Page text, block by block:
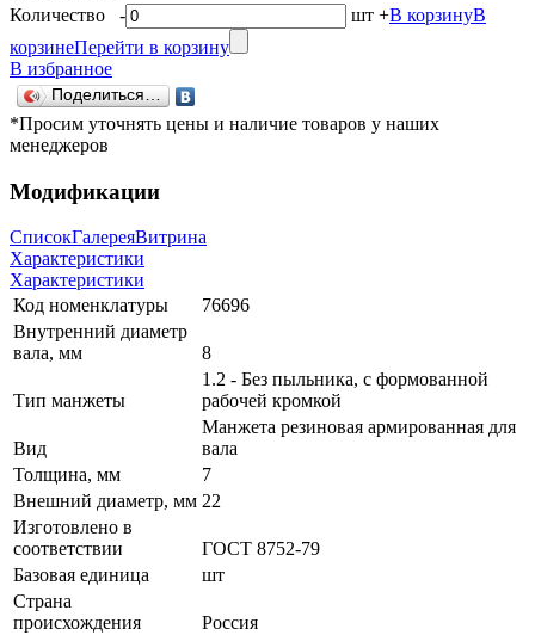
Количество - шт +В корзинуВ
корзинеПерейти в корзину
В избранное
Поделиться…
*Просим уточнять цены и наличие товаров у наших
менеджеров
Модификации
СписокГалереяВитрина
Характеристики
Характеристики
Код номенклатуры
76696
Внутренний диаметр
вала, мм
8
Тип манжеты
1.2 - Без пыльника, с формованной
рабочей кромкой
Вид
Манжета резиновая армированная для
вала
Толщина, мм
7
Внешний диаметр, мм 22
Изготовлено в
соответствии
ГОСТ 8752-79
Базовая единица
шт
Страна
происхождения
Россия